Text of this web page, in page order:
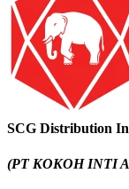
SCG Distribution
(PT KOKOH INTI